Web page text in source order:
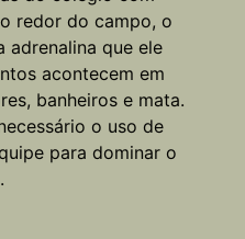
redor do campo, o
adrenalina que ele
acontecem em
banheiros e mata.
o uso de
para dominar o